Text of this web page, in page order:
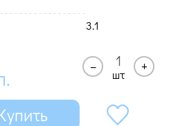
3.1
–
шт
+